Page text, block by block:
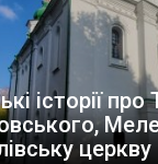
історії
церкву